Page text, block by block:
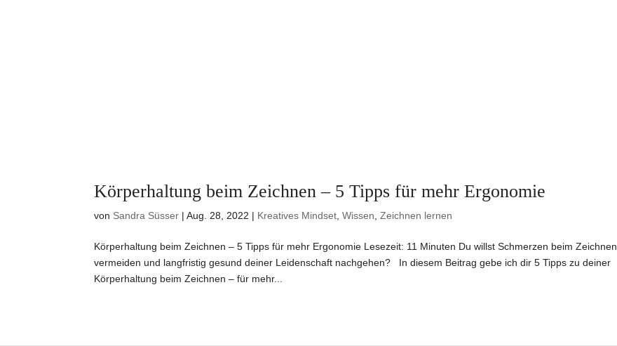
Körperhaltung beim Zeichnen – 5 Tipps für mehr Ergonomie
von Sandra Süsser |Aug. 28, 2022 | Kreatives Mindset ,Wissen ,Zeichnen lernen
Körperhaltung beim Zeichnen – 5 Tipps für mehr Ergonomie Lesezeit: 11 Minuten Du willst Schmerzen beim Zeichnen
vermeiden und langfristig gesund deiner Leidenschaft nachgehen? In diesem Beitrag gebe ich dir 5 Tipps zu deiner
Körperhaltung beim Zeichnen – für mehr...